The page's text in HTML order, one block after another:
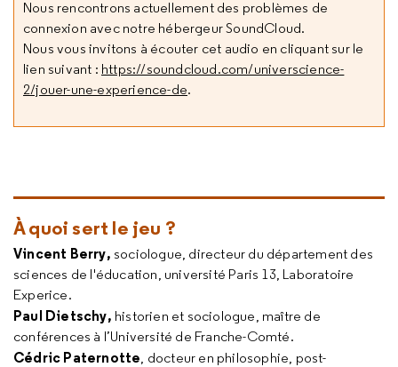
Nous rencontrons actuellement des problèmes de
connexion avec notre hébergeur SoundCloud.
Nous vous invitons à écouter cet audio en cliquant sur le
lien suivant : https://soundcloud.com/universcience-
2/jouer-une-experience-de.
À quoi sert le jeu ?
Vincent Berry, sociologue, directeur du département des
sciences de l'éducation, université Paris 13, Laboratoire
Experice.
Paul Dietschy, historien et sociologue, maître de
conférences à l’Université de Franche-Comté.
Cédric Paternotte, docteur en philosophie, post-